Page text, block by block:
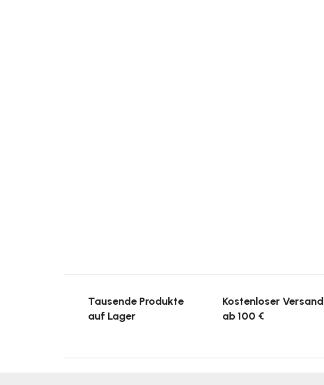
Tausende Produkte
auf Lager
Kostenloser Versand
ab 100 €